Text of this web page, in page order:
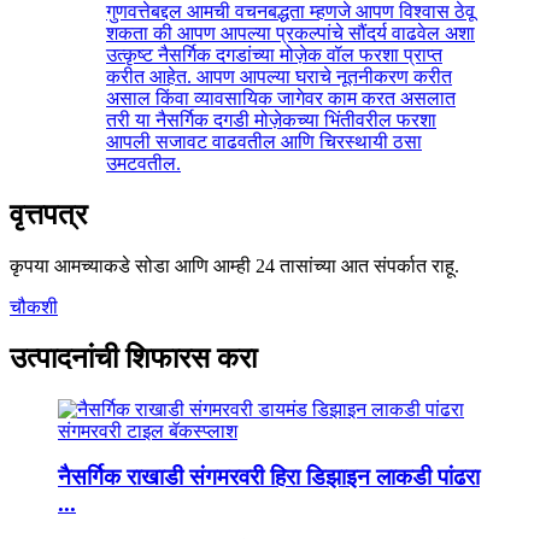
गुणवत्तेबद्दल आमची वचनबद्धता म्हणजे आपण विश्वास ठेवू
शकता की आपण आपल्या प्रकल्पांचे सौंदर्य वाढवेल अशा
उत्कृष्ट नैसर्गिक दगडांच्या मोज़ेक वॉल फरशा प्राप्त
करीत आहेत. आपण आपल्या घराचे नूतनीकरण करीत
असाल किंवा व्यावसायिक जागेवर काम करत असलात
तरी या नैसर्गिक दगडी मोज़ेकच्या भिंतीवरील फरशा
आपली सजावट वाढवतील आणि चिरस्थायी ठसा
उमटवतील.
वृत्तपत्र
कृपया आमच्याकडे सोडा आणि आम्ही 24 तासांच्या आत संपर्कात राहू.
चौकशी
उत्पादनांची शिफारस करा
नैसर्गिक राखाडी संगमरवरी हिरा डिझाइन लाकडी पांढरा
...